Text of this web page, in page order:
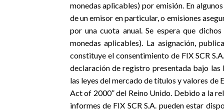
monedas aplicables) por emisión. En
de un emisor en particular, o emisiones
por una cuota anual. Se espera que
monedas aplicables). La asignación,
constituye el consentimiento de FIX SCR
declaración de registro presentada bajo las
las leyes del mercado de títulos y valores de
Act of 2000” del Reino Unido. Debido a la
informes de FIX SCR S.A. pueden estar